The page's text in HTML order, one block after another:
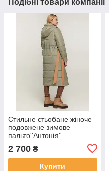
Подібні товари компанії
Стильне стьобане жіноче
подовжене зимове
пальто''Антонія''
2 700 ₴
Купити